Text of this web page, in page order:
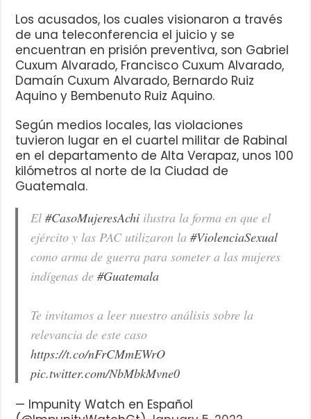
Los acusados, los cuales visionaron a través
de una teleconferencia el juicio y se
encuentran en prisión preventiva, son Gabriel
Cuxum Alvarado, Francisco Cuxum Alvarado,
Damaín Cuxum Alvarado, Bernardo Ruiz
Aquino y Bembenuto Ruiz Aquino.
Según medios locales, las violaciones
tuvieron lugar en el cuartel militar de Rabinal
en el departamento de Alta Verapaz, unos 100
kilómetros al norte de la Ciudad de
Guatemala.
El#CasoMujeresAchi ilustra la forma en que el
ejército y las PAC utilizaron la#ViolenciaSexual
como arma de guerra para someter a las mujeres
indígenas de#Guatemala
Te invitamos a leer nuestro análisis sobre la
relevancia de este caso
https://t.co/nFrCMmEWrO
pic.twitter.com/NbMbkMvne0
— Impunity Watch en Español